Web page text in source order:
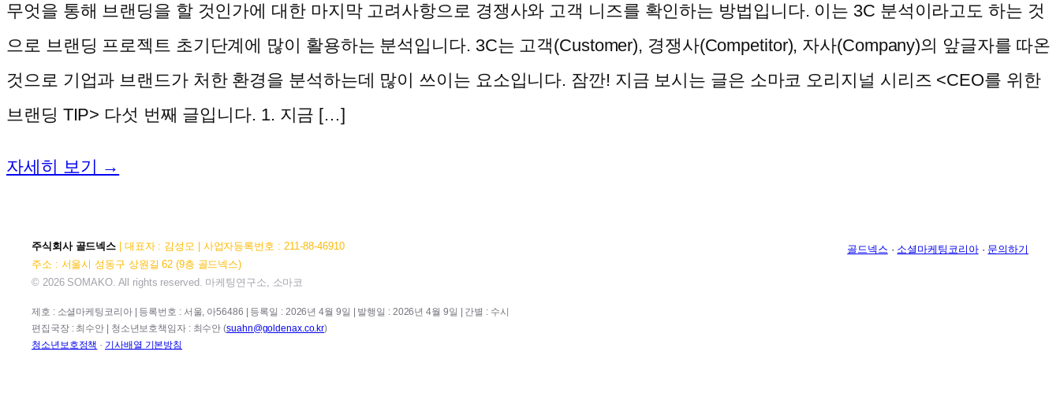
무엇을 통해 브랜딩을 할 것인가에 대한 마지막 고려사항으로 경쟁사와 고객 니즈를 확인하는 방법입니다. 이는 3C 분석이라고도 하는 것
으로 브랜딩 프로젝트 초기단계에 많이 활용하는 분석입니다. 3C는 고객(Customer), 경쟁사(Competitor), 자사(Company)의 앞글자를 따온
것으로 기업과 브랜드가 처한 환경을 분석하는데 많이 쓰이는 요소입니다. 잠깐! 지금 보시는 글은 소마코 오리지널 시리즈 <CEO를 위한
브랜딩 TIP> 다섯 번째 글입니다. 1. 지금 […]
자세히 보기 →
주식회사 골드넥스 | 대표자 : 김성모 | 사업자등록번호 : 211-88-46910
주소 : 서울시 성동구 상원길 62 (9층 골드넥스)
© 2026 SOMAKO. All rights reserved. 마케팅연구소, 소마코
제호 : 소셜마케팅코리아 | 등록번호 : 서울, 아56486 | 등록일 : 2026년 4월 9일 | 발행일 : 2026년 4월 9일 | 간별 : 수시
편집국장 : 최수안 | 청소년보호책임자 : 최수안 (suahn@goldenax.co.kr)
청소년보호정책 · 기사배열 기본방침
골드넥스 · 소셜마케팅코리아· 문의하기